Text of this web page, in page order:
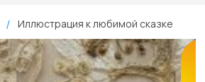
Иллюстрация к любимой сказке